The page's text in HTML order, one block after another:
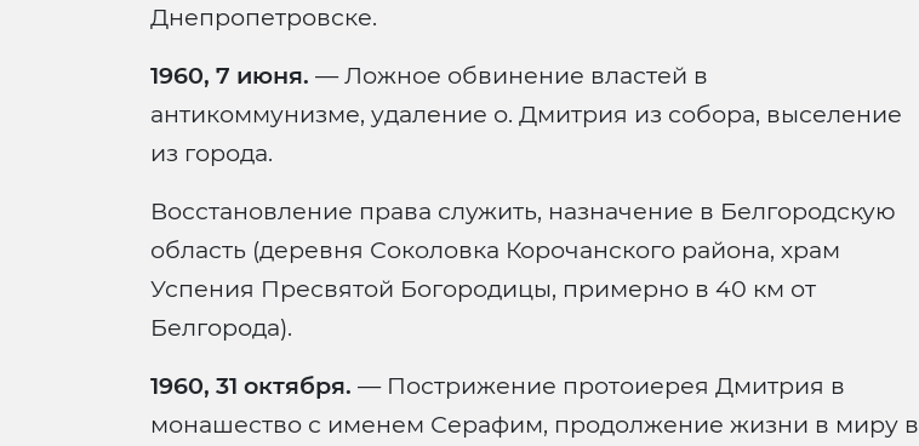
Днепропетровске.
1960, 7 июня. — Ложное обвинение властей в
антикоммунизме, удаление о. Дмитрия из собора, выселение
из города.
Восстановление права служить, назначение в Белгородскую
область (деревня Соколовка Корочанского района, храм
Успения Пресвятой Богородицы, примерно в 40 км от
Белгорода).
1960, 31 октября. — Пострижение протоиерея Дмитрия в
монашество с именем Серафим, продолжение жизни в миру в